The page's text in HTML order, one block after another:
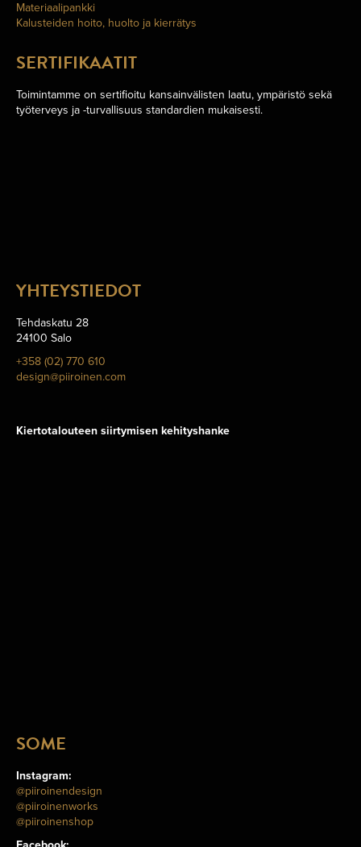
Materiaalipankki
Kalusteiden hoito, huolto ja kierrätys
SERTIFIKAATIT
Toimintamme on sertifioitu kansainvälisten laatu, ympäristö sekä
työterveys ja -turvallisuus standardien mukaisesti.
YHTEYSTIEDOT
Tehdaskatu 28
24100 Salo
+358 (02) 770 610
design@piiroinen.com
Kiertotalouteen siirtymisen kehityshanke
SOME
Instagram:
@piiroinendesign
@piiroinenworks
@piiroinenshop